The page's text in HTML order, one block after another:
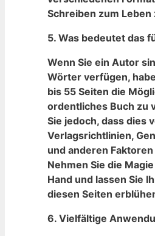
Schreiben zum
5. Was bedeutet das
Wenn Sie ein Autor
Wörter⁣ verfügen,
bis 55 Seiten die
ordentliches Buch zu
Sie jedoch, dass dies
Verlagsrichtlinien,
und anderen
Nehmen ​Sie ⁣die
⁤Hand und lassen Sie
diesen Seiten
6. Vielfältige